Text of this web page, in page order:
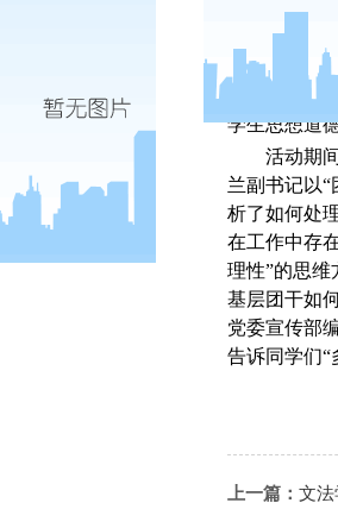
信
学生思想道
活动期
兰副书记以
析了如何处
在工作中存
理性”的思维
基层团干如
党委宣传部
告诉同学们“
上一篇： 文